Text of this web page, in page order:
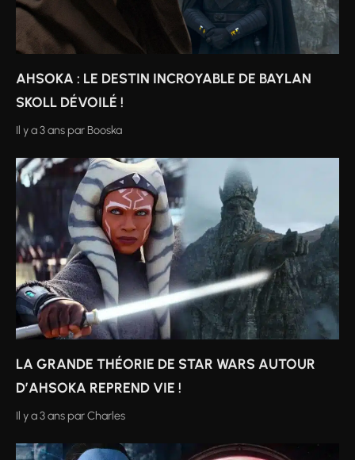
AHSOKA : LE DESTIN INCROYABLE DE BAYLAN
SKOLL DÉVOILÉ !
Il y a 3 ans par Booska
LA GRANDE THÉORIE DE STAR WARS AUTOUR
D’AHSOKA REPREND VIE !
Il y a 3 ans parCharles